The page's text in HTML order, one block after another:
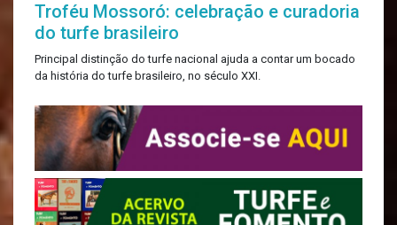
Troféu Mossoró: celebração e curadoria
do turfe brasileiro
Principal distinção do turfe nacional ajuda a contar um bocado
da história do turfe brasileiro, no século XXI.